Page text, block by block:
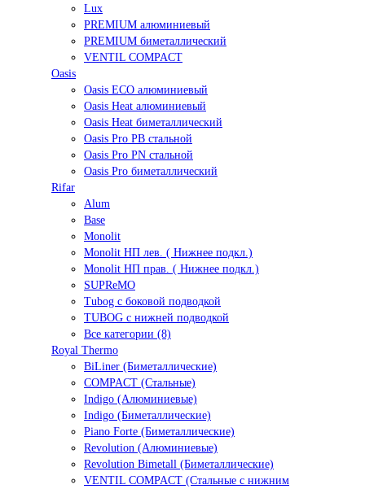
Lux
PREMIUM алюминиевый
PREMIUM биметаллический
VENTIL COMPACT
Oasis
Oasis ECO алюминиевый
Oasis Heat алюминиевый
Oasis Heat биметаллический
Oasis Pro PB стальной
Oasis Pro PN стальной
Oasis Pro биметаллический
Rifar
Alum
Base
Monolit
Monolit НП лев. ( Нижнее подкл.)
Monolit НП прав. ( Нижнее подкл.)
SUPReMO
Tubog с боковой подводкой
TUBOG с нижней подводкой
Все категории (8)
Royal Thermo
BiLiner (Биметаллические)
COMPACT (Стальные)
Indigo (Алюминиевые)
Indigo (Биметаллические)
Piano Forte (Биметаллические)
Revolution (Алюминиевые)
Revolution Bimetall (Биметаллические)
VENTIL COMPACT (Стальные с нижним